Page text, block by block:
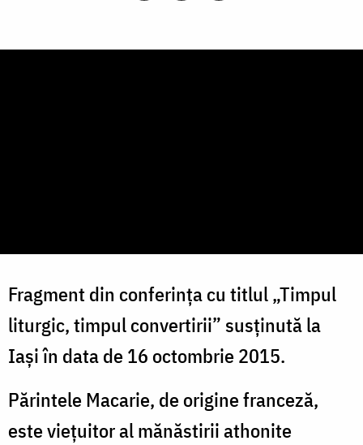
Fragment din conferința cu titlul „Timpul
liturgic, timpul convertirii” susținută la
Iași în data de 16 octombrie 2015.
Părintele Macarie, de origine franceză,
este vieţuitor al mănăstirii athonite